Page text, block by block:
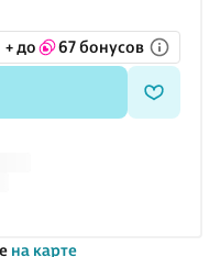
+ до 67 бонусов
на карте